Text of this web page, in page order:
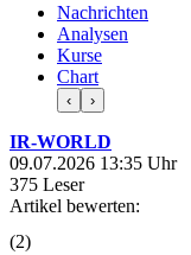
Nachrichten
Analysen
Kurse
Chart
‹ ›
IR-WORLD
09.07.2026 13:35 Uhr
375 Leser
Artikel bewerten:
(2)